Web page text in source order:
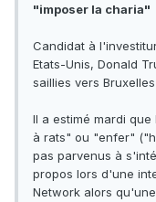
"imposer la charia"
Candidat à
Etats-Unis, Donald
saillies vers
Il a estimé mardi
à rats" ou "enfer"
pas parvenus à
propos lors d'une
Network alors